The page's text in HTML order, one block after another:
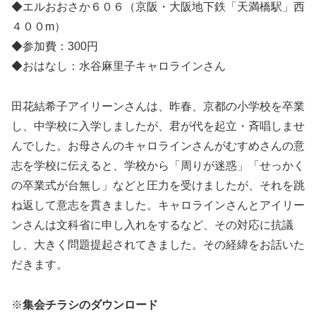
◆エルおおさか６０６（京阪・大阪地下鉄「天満橋駅」西
４００m）
◆参加費：300円
◆おはなし：水谷麻里子キャロラインさん
田花結希子アイリーンさんは、昨春、京都の小学校を卒業
し、中学校に入学しましたが、君が代を起立・斉唱しませ
んでした。お母さんのキャロラインさんがむすめさんの意
志を学校に伝えると、学校から「周りが迷惑」「せっかく
の卒業式が台無し」などと圧力を受けましたが、それを跳
ね返して意志を貫きました。キャロラインさんとアイリー
ンさんは文科省に申し入れをするなど、その対応に抗議
し、大きく問題提起されてきました。その経緯をお話いた
だきます。
※集会チラシのダウンロード